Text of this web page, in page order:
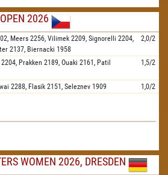
2026
Meers 2256, Vilimek 2209, Signorelli 2204,
2137, Biernacki 1958
2,0/2
2204, Prakken 2189, Ouaki 2161, Patil
1,5/2
2288, Flasik 2151, Seleznev 1909 1,0/2
WOMEN 2026, DRESDEN